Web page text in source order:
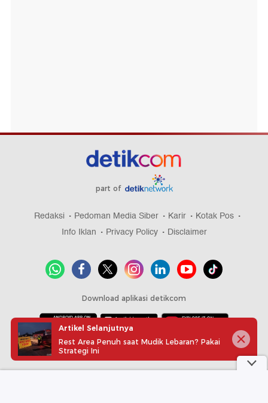
part of
Redaksi Pedoman Media Siber Karir
Kotak Pos
Info Iklan
Privacy Policy Disclaimer
Download aplikasi detikcom
Copyright @ 2026 detikcom, All right reserved
Artikel Selanjutnya
Rest Area Penuh saat Mudik Lebaran? Pakai
Strategi Ini